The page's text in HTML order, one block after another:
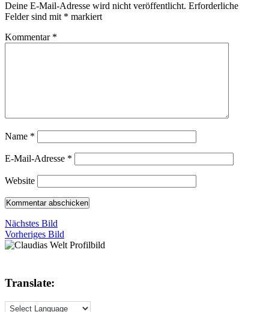
Deine E-Mail-Adresse wird nicht veröffentlicht. Erforderliche
Felder sind mit * markiert
Kommentar *
Name *
E-Mail-Adresse *
Website
Nächstes Bild
Vorheriges Bild
Translate: